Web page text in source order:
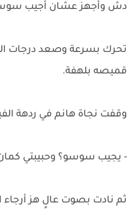
دش وأجهز عشان أجيب
تحرك بسرعة وصعد درجات
قميصه بلهفة.
وقفت نجاة هانم في ردهة
- يجيب سوسو؟ وحبيبتي
ثم نادت بصوت عالٍ هز أرجاء